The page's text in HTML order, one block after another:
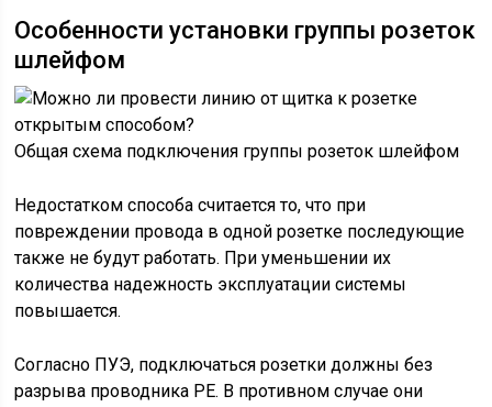
Особенности установки группы розеток
шлейфом
Общая схема подключения группы розеток шлейфом
Недостатком способа считается то, что при
повреждении провода в одной розетке последующие
также не будут работать. При уменьшении их
количества надежность эксплуатации системы
повышается.
Согласно ПУЭ, подключаться розетки должны без
разрыва проводника РЕ. В противном случае они